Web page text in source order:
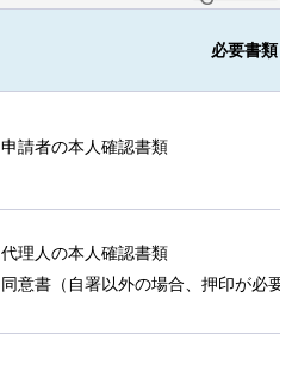
必要書類
申請者の本人確認書類
代理人の本人確認書類
同意書（自署以外の場合、押印が必要